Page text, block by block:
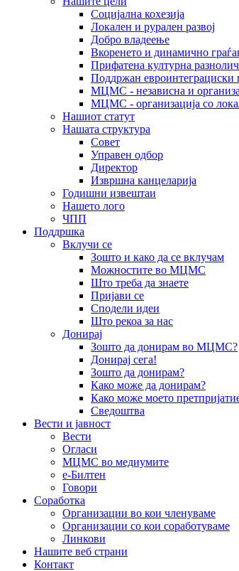
Социјална кохезија
Локален и рурален развој
Добро владеење
Вкоренето и динамично
Прифатена културна
Поддржан евроинтеграциски
МЦМС - независна и
МЦМС - организација со
Нашиот статут
Нашата структура
Совет
Управен одбор
Директор
Извршна канцеларија
Годишни извештаи
Нашето лого
ЧПП
Поддршка
Вклучи се
Зошто и како да се вклучам
Можностите во МЦМС
Што треба да знаете
Пријави се
Сподели идеи
Што рекоа за нас
Донирај
Зошто да донирам во МЦМС?
Донирај сега!
Зошто да донирам?
Како може да донирам?
Како може моето
Сведоштва
Вести и јавност
Вести
Огласи
МЦМС во медиумите
е-Билтен
Говори
Соработка
Организации во кои членуваме
Организации со кои соработуваме
Линкови
Нашите веб страни
Контакт